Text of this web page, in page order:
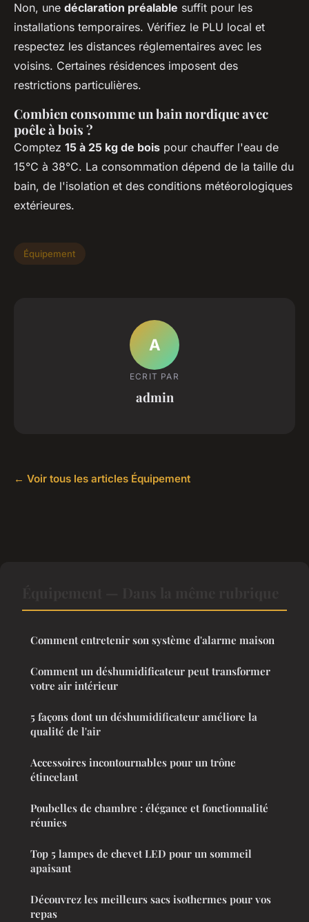
Non, une déclaration préalable suffit pour les
installations temporaires. Vérifiez le PLU local et
respectez les distances réglementaires avec les
voisins. Certaines résidences imposent des
restrictions particulières.
Combien consomme un bain nordique avec
poêle à bois ?
Comptez 15 à 25 kg de bois pour chauffer l'eau de
15°C à 38°C. La consommation dépend de la taille du
bain, de l'isolation et des conditions météorologiques
extérieures.
Équipement
A
ECRIT PAR
admin
← Voir tous les articles Équipement
Comment entretenir son système d'alarme maison
Comment un déshumidificateur peut transformer
votre air intérieur
5 façons dont un déshumidificateur améliore la
qualité de l'air
Accessoires incontournables pour un trône
étincelant
Poubelles de chambre : élégance et fonctionnalité
réunies
Top 5 lampes de chevet LED pour un sommeil
apaisant
Découvrez les meilleurs sacs isothermes pour vos
repas